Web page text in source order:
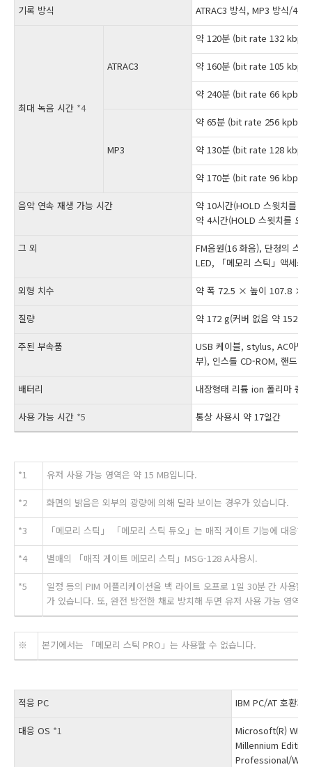
기록 방식 ATRAC3 방식, MP3 방식/
최대 녹음 시간 *4
ATRAC3
약 120분 (bit rate 132 kbps)
약 160분 (bit rate 105 kbps)
약 240분 (bit rate 66 kpbs)
MP3
약 65분 (bit rate 256 kpbs)
약 130분 (bit rate 128 kbps)
약 170분 (bit rate 96 kbps)
음악 연속 재생 가능 시간
약 10시간(HOLD 스윗치를
약 4시간(HOLD 스윗치를 오
그 외
FM음원(16 화음), 단청의 스
LED, 「메모리 스틱」액세스
외형 치수 약 폭 72.5 × 높이 107.8 ×
질량 약 172 g(커버 없음 약 152 g)
주된 부속품
USB 케이블, stylus, AC아답
부), 인스톨 CD-ROM, 핸드
배터리 내장형태 리튬 ion 폴리마 충
사용 가능 시간 *5 통상 사용시 약 17일간
*1 유저 사용 가능 영역은 약 15 MB입니다.
*2 화면의 밝음은 외부의 광량에 의해 달라 보이는 경우가 있습니다.
*3 「메모리 스틱」 「메모리 스틱 듀오」는 매직 게이트 기능에 대응하
*4 별매의 「매직 게이트 메모리 스틱」MSG-128 A사용시.
*5
일정 등의 PIM 어플리케이션을 백 라이트 오프로 1일 30분 간 사용할
가 있습니다. 또, 완전 방전한 채로 방치해 두면 유저 사용 가능 영역이
※ 본기에서는 「메모리 스틱 PRO」는 사용할 수 없습니다.
적응 PC IBM PC/AT 호환기
대응 OS *1
Microsoft(R)
Millennium
Professional/